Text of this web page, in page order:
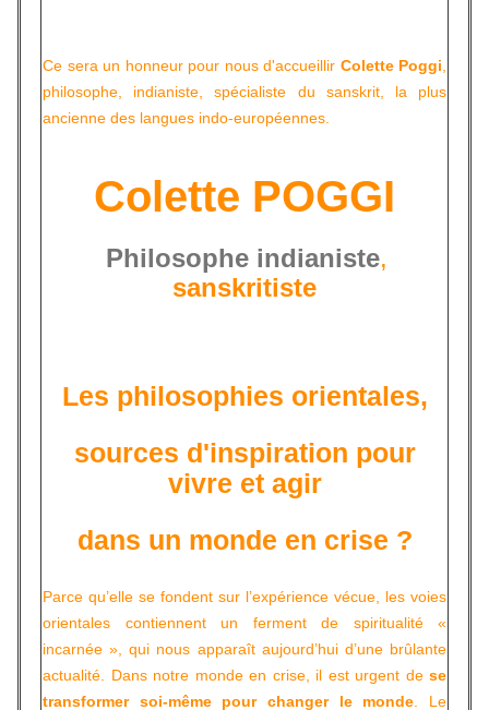
Ce sera un honneur pour nous d'accueillir Colette Poggi
philosophe, indianiste, spécialiste du sanskrit, la plus
ancienne des langues indo-européennes.
Colette POGGI
Philosophe indianiste,
sanskritiste
Les philosophies orientales,
sources d'inspiration pour
vivre et agir
dans un monde en crise ?
Parce qu’elle se fondent sur l’expérience vécue, les voies
orientales contiennent un ferment de spiritualité «
incarnée », qui nous apparaît aujourd’hui d’une brûlante
actualité. Dans notre monde en crise, il est urgent de se
transformer soi-même pour changer le monde . Le